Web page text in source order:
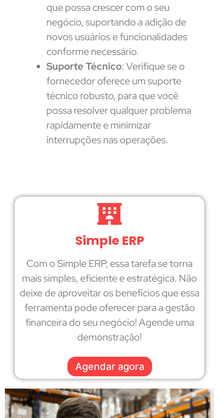
que possa crescer com o seu
negócio, suportando a adição de
novos usuários e funcionalidades
conforme necessário.
Suporte Técnico: Verifique se o
fornecedor oferece um suporte
técnico robusto, para que você
possa resolver qualquer problema
rapidamente e minimizar
interrupções nas operações.
Simple ERP
Com o Simple ERP, essa tarefa se torna
mais simples, eficiente e estratégica. Não
deixe de aproveitar os benefícios que essa
ferramenta pode oferecer para a gestão
financeira do seu negócio! Agende uma
demonstração!
Agendar agora